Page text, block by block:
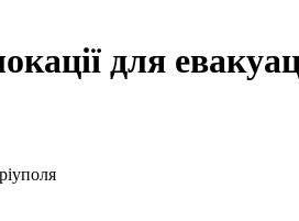
для